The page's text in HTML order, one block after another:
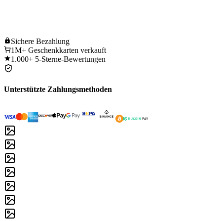
Sichere Bezahlung
1M+ Geschenkkarten verkauft
1.000+ 5-Sterne-Bewertungen
Unterstützte Zahlungsmethoden